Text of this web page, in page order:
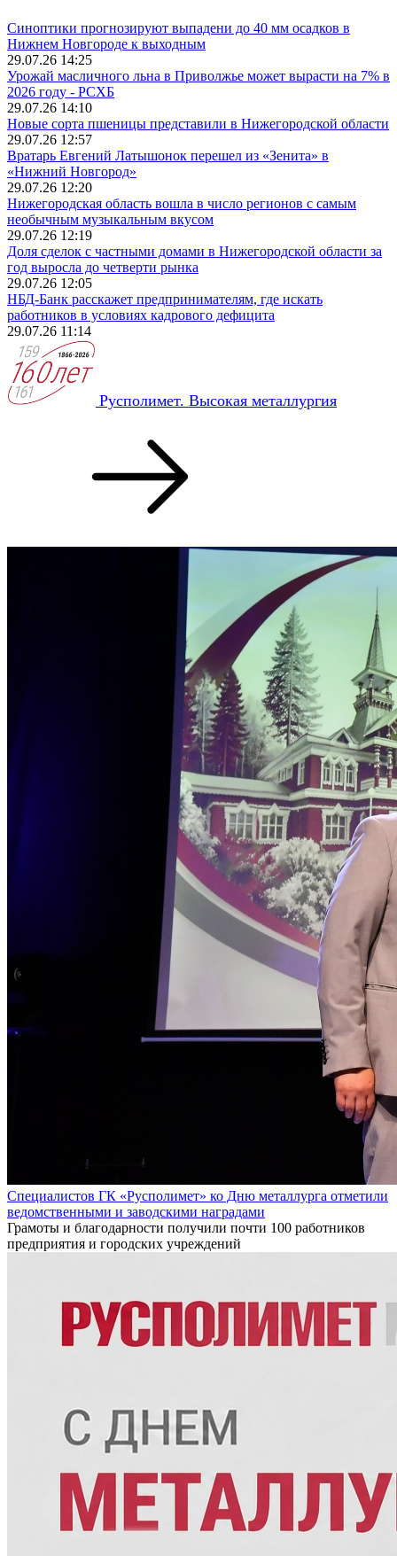
Синоптики прогнозируют выпадени до 40 мм осадков в
Нижнем Новгороде к выходным
29.07.26 14:25
Урожай масличного льна в Приволжье может вырасти на 7% в
2026 году - РСХБ
29.07.26 14:10
Новые сорта пшеницы представили в Нижегородской области
29.07.26 12:57
Вратарь Евгений Латышонок перешел из «Зенита» в
«Нижний Новгород»
29.07.26 12:20
Нижегородская область вошла в число регионов с самым
необычным музыкальным вкусом
29.07.26 12:19
Доля сделок с частными домами в Нижегородской области за
год выросла до четверти рынка
29.07.26 12:05
НБД-Банк расскажет предпринимателям, где искать
работников в условиях кадрового дефицита
29.07.26 11:14
Русполимет. Высокая металлургия
Специалистов ГК «Русполимет» ко Дню металлурга отметили
ведомственными и заводскими наградами
Грамоты и благодарности получили почти 100 работников
предприятия и городских учреждений